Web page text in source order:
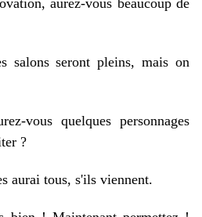
aurez-vous beaucoup de
salons seront pleins, mais on
vous quelques personnages
?
aurai tous, s'ils viennent.